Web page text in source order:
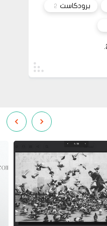
برودكاست 2